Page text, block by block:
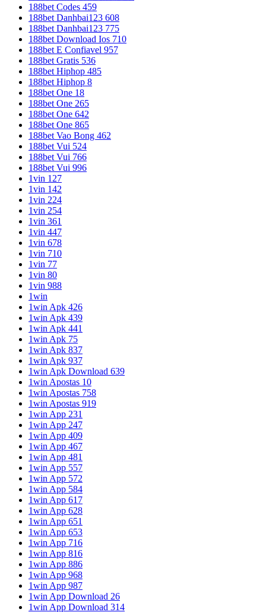
188bet Codes 459
188bet Danhbai123 608
188bet Danhbai123 775
188bet Download Ios 710
188bet E Confiavel 957
188bet Gratis 536
188bet Hiphop 485
188bet Hiphop 8
188bet One 18
188bet One 265
188bet One 642
188bet One 865
188bet Vao Bong 462
188bet Vui 524
188bet Vui 766
188bet Vui 996
1vin 127
1vin 142
1vin 224
1vin 254
1vin 361
1vin 447
1vin 678
1vin 710
1vin 77
1vin 80
1vin 988
1win
1win Apk 426
1win Apk 439
1win Apk 441
1win Apk 75
1win Apk 837
1win Apk 937
1win Apk Download 639
1win Apostas 10
1win Apostas 758
1win Apostas 919
1win App 231
1win App 247
1win App 409
1win App 467
1win App 481
1win App 557
1win App 572
1win App 584
1win App 617
1win App 628
1win App 651
1win App 653
1win App 716
1win App 816
1win App 886
1win App 968
1win App 987
1win App Download 26
1win App Download 314